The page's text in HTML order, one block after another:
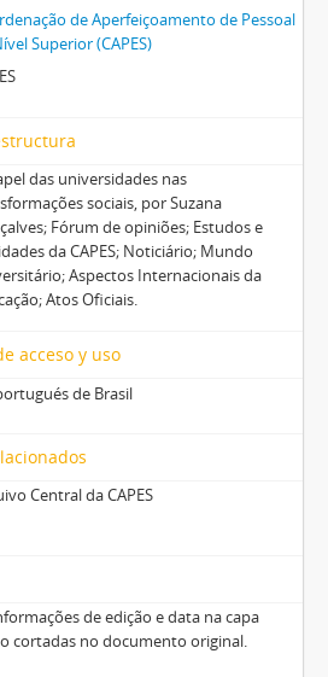
de Aperfeiçoamento de Pessoal
Superior (CAPES)
das universidades nas
sociais, por Suzana
Fórum de opiniões; Estudos e
da CAPES; Noticiário; Mundo
Aspectos Internacionais da
Atos Oficiais.
acceso y uso
de Brasil
Central da CAPES
de edição e data na capa
cortadas no documento original.